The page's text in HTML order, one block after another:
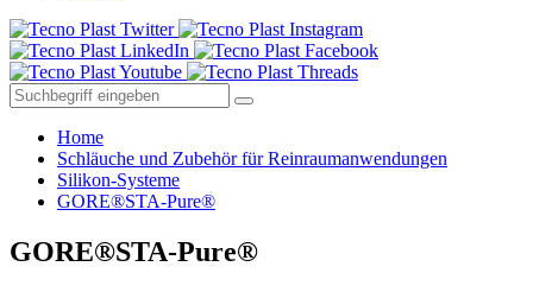
Home
Schläuche und Zubehör für Reinraumanwendungen
Silikon-Systeme
GORE®STA-Pure®
GORE®STA-Pure®